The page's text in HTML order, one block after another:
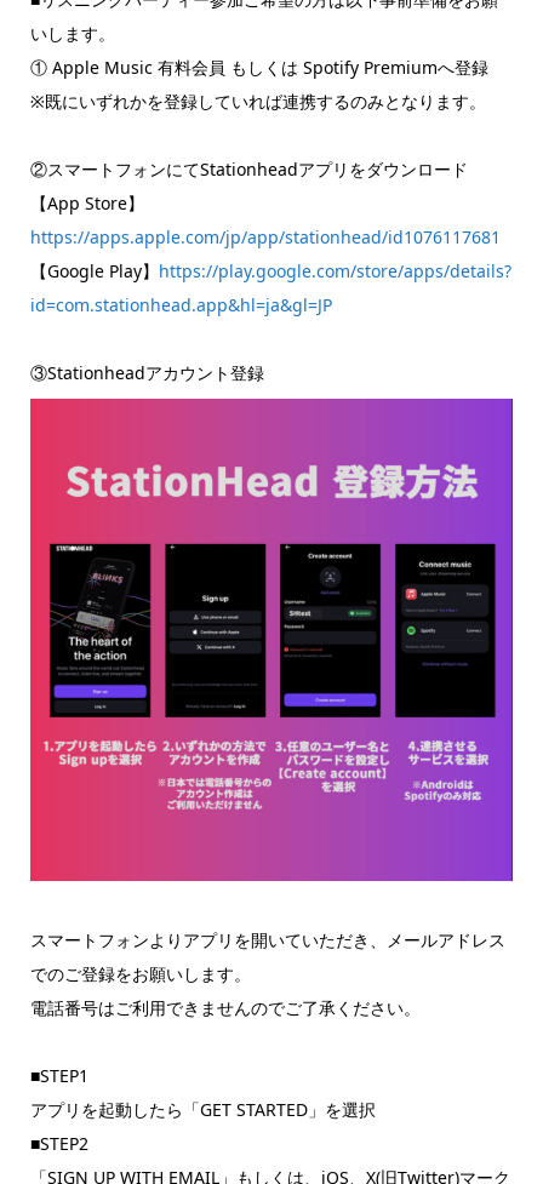
いします。
① Apple Music 有料会員 もしくは Spotify Premiumへ登録
※既にいずれかを登録していれば連携するのみとなります。
②スマートフォンにてStationheadアプリをダウンロード
【App Store】
https://apps.apple.com/jp/app/stationhead/id1076117681
【Google Play】 https://play.google.com/store/apps/details?
id=com.stationhead.app&hl=ja&gl=JP
③Stationheadアカウント登録
スマートフォンよりアプリを開いていただき、メールアドレス
でのご登録をお願いします。
電話番号はご利用できませんのでご了承ください。
■STEP1
アプリを起動したら「GET STARTED」を選択
■STEP2
「SIGN UP WITH EMAIL」もしくは、iOS、X(旧Twitter)マーク